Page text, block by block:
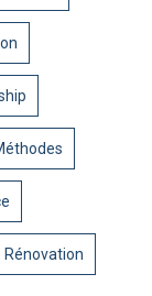
Rénovation